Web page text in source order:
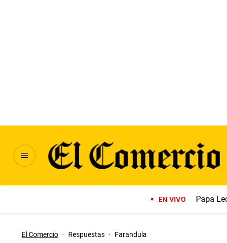
EN VIVO Papa
El Comercio · Respuestas · Farandula